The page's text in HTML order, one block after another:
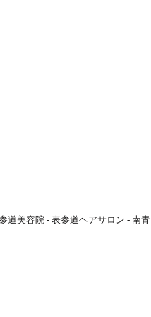
道美容院 - 表参道ヘアサロン - 南